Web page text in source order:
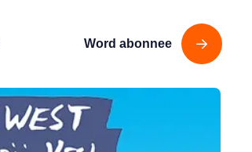
Word abonnee